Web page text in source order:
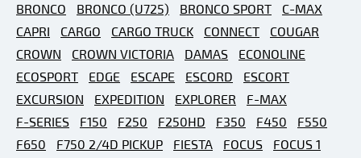
BRONCO
BRONCO (U725) BRONCO SPORT
C-MAX
CAPRI
CARGO CARGO TRUCK CONNECT
COUGAR
CROWN
CROWN VICTORIA DAMAS
ECONOLINE
ECOSPORT
EDGE ESCAPE ESCORD
ESCORT
EXCURSION
EXPEDITION EXPLORER
F-MAX
F-SERIES
F150 F250 F250HD F350 F450
F550
F650
F750 2/4D PICKUP FIESTA FOCUS
FOCUS 1